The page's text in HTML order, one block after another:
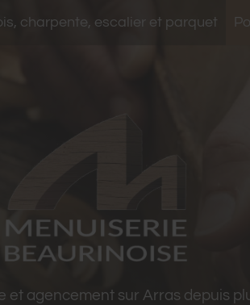
charpente, escalier et parquet
et agencement sur Arras depuis